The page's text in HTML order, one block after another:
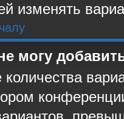
изменять
могу